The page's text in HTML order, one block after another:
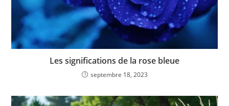
Les significations de la rose bleue
septembre 18, 2023